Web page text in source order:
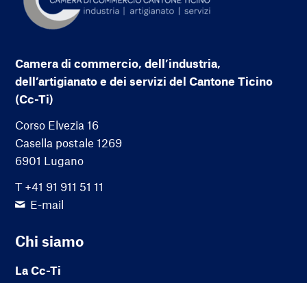
Camera di commercio, dell’industria,
dell’artigianato e dei servizi del Cantone Ticino
(Cc-Ti)
Corso Elvezia 16
Casella postale 1269
6901 Lugano
T +41 91 911 51 11
E-mail
Chi siamo
La Cc-Ti